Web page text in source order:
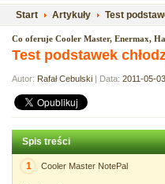
Start Artykuły Test
Co oferuje Cooler Master, Enermax,
Test podstawek
Autor: Rafał Cebulski | Data: 2011-05-
Spis treści
1 Cooler Master NotePal